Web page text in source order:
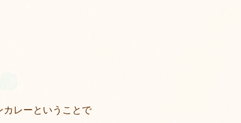
カレーということで